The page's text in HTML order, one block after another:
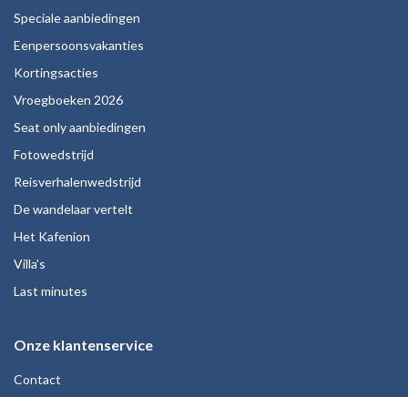
Speciale aanbiedingen
Eenpersoonsvakanties
Kortingsacties
Vroegboeken 2026
Seat only aanbiedingen
Fotowedstrijd
Reisverhalenwedstrijd
De wandelaar vertelt
Het Kafenion
Villa's
Last minutes
Onze klantenservice
Contact